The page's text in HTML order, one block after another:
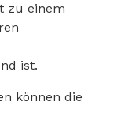
zu einem
ist.
können die